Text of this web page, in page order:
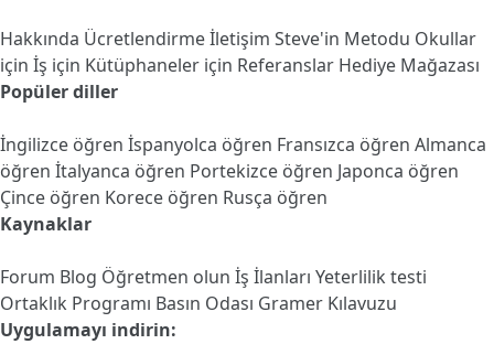
Hakkında Ücretlendirmeİletişim Steve'in Metodu Okullar
için İş için Kütüphaneler için Referanslar Hediye Mağazası
Popüler diller
İngilizce öğren İspanyolca öğren Fransızca öğren Almanca
öğren İtalyanca öğren Portekizce öğren Japonca öğren
Çince öğren Korece öğren Rusça öğren
Kaynaklar
Forum Blog Öğretmen olun İş İlanları Yeterlilik testi
Ortaklık Programı Basın Odası Gramer Kılavuzu
Uygulamayı indirin: